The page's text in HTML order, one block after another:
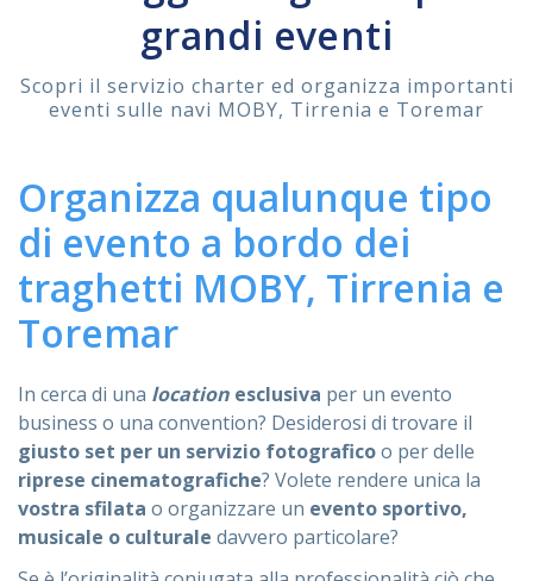
Assistenza02 76028132
grandi eventi
Scopri il servizio charter ed organizza importanti
eventi sulle navi MOBY, Tirrenia e Toremar
Organizza qualunque tipo
di evento a bordo dei
traghetti MOBY, Tirrenia e
Toremar
In cerca di una location esclusiva per un evento
business o una convention? Desiderosi di trovare il
giusto set per un servizio fotograficoo per delle
riprese cinematografiche? Volete rendere unica la
vostra sfilata o organizzare un evento sportivo,
musicale o culturale davvero particolare?